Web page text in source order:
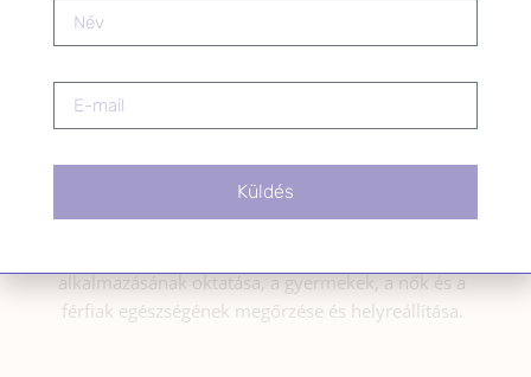
Sziasztok! Szarvas Niki vagyok, a HerbClinic alapítója,
egészségügyi biomérnök, fitoterapeuta és édesanya.
alkalmazásának oktatása, a gyermekek, a nők és a
férfiak egészségének megőrzése és helyreállítása.
Küldés